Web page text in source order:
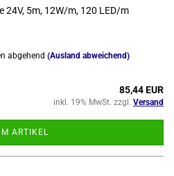
24V, 5m, 12W/m, 120 LED/m
abgehend (Ausland abweichend)
85,44 EUR
inkl. 19% MwSt. zzgl. Versand
ARTIKEL